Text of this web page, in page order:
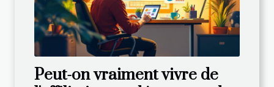
Peut-on vraiment vivre de